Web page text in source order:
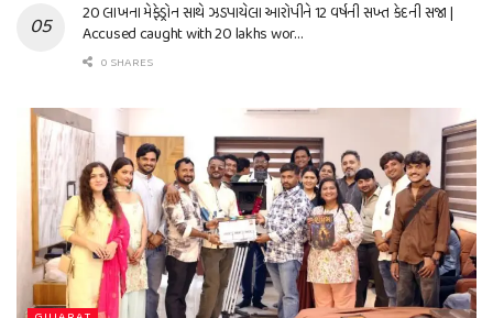
20 લાખના મેફેડ્રોન સાથે ઝડપાયેલા આરોપીને 12 વર્ષની સખ્ત કેદની સજા |
Accused caught with 20 lakhs wor…
0 SHARES